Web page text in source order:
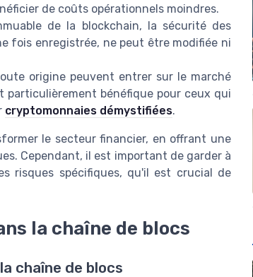
de coûts opérationnels moindres.
de la blockchain, la sécurité des
fois enregistrée, ne peut être modifiée ni
origine peuvent entrer sur le marché
particulièrement bénéfique pour ceux qui
cryptomonnaies démystifiées.
le secteur financier, en offrant une
Cependant, il est important de garder à
risques spécifiques, qu'il est crucial de
la chaîne de blocs
chaîne de blocs